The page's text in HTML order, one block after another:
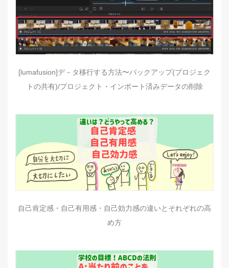
[lumafusion]デ－タ移行する方法〜バックアップ(プロジェク
トの共有)/プロジェクト・インポート済みデータの削除
自己肯定感・自己有用感・自己効力感の違いとそれぞれの高
め方